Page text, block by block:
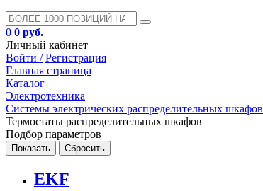
0 0 руб.
Личный кабинет
Войти / Регистрация
Главная страница
Каталог
Электротехника
Системы электрических распределительных шкафов
Термостаты распределительных шкафов
Подбор параметров
EKF